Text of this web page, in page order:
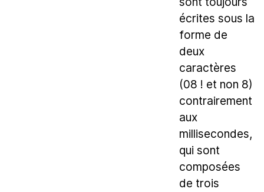
écrites sous la
forme de
deux
caractères
(08 ! et non 8)
contrairement
aux
millisecondes,
qui sont
composées
de trois